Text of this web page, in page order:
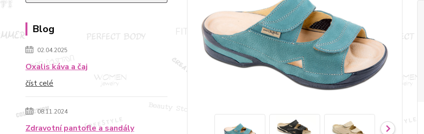
Blog
02.04.2025
Oxalis káva a čaj
číst celé
08.11.2024
Zdravotní pantofle a sandály